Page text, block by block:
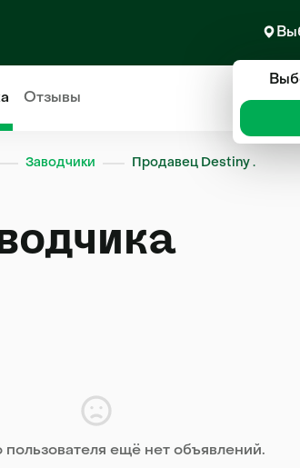
Отзывы
Заводчики Продавец Destiny .
пользователя ещё нет объявлений.